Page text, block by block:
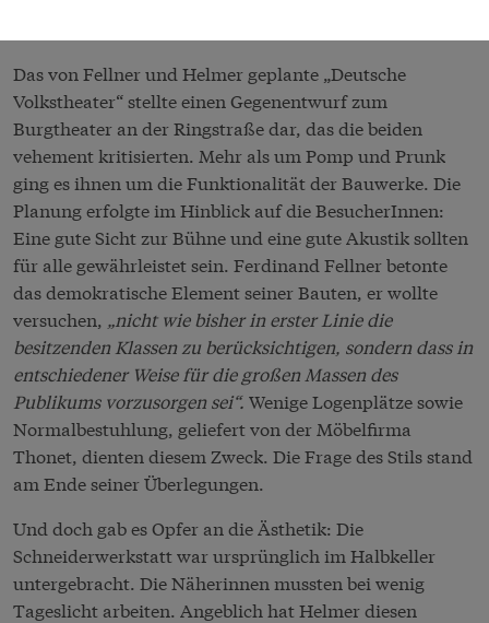
Das von Fellner und Helmer geplante „Deutsche
Volkstheater“ stellte einen Gegenentwurf zum
Burgtheater an der Ringstraße dar, das die beiden
vehement kritisierten. Mehr als um Pomp und Prunk
ging es ihnen um die Funktionalität der Bauwerke. Die
Planung erfolgte im Hinblick auf die BesucherInnen:
Eine gute Sicht zur Bühne und eine gute Akustik sollten
für alle gewährleistet sein. Ferdinand Fellner betonte
das demokratische Element seiner Bauten, er wollte
versuchen, „nicht wie bisher in erster Linie die
besitzenden Klassen zu berücksichtigen, sondern dass in
entschiedener Weise für die großen Massen des
Publikums vorzusorgen sei“. Wenige Logenplätze sowie
Normalbestuhlung, geliefert von der Möbelfirma
Thonet, dienten diesem Zweck. Die Frage des Stils stand
am Ende seiner Überlegungen.
Und doch gab es Opfer an die Ästhetik: Die
Schneiderwerkstatt war ursprünglich im Halbkeller
untergebracht. Die Näherinnen mussten bei wenig
Tageslicht arbeiten. Angeblich hat Helmer diesen